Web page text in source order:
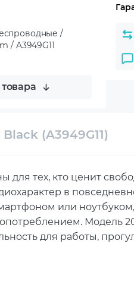
/
/ A3949G11
(A3949G11)
для тех, кто ценит
в
или
Модель
для работы,